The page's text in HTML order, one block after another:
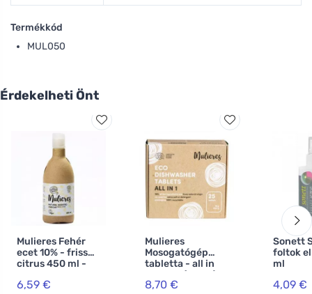
Termékkód
MUL050
Érdekelheti Önt
Mulieres Fehér
ecet 10% - friss
citrus 450 ml -
természetes
6,59 €
Mulieres
Mosogatógép
tabletta - all in
one BIO (25 db) -
ökocert
8,70 €
Sonett
foltok
ml
4,09 €